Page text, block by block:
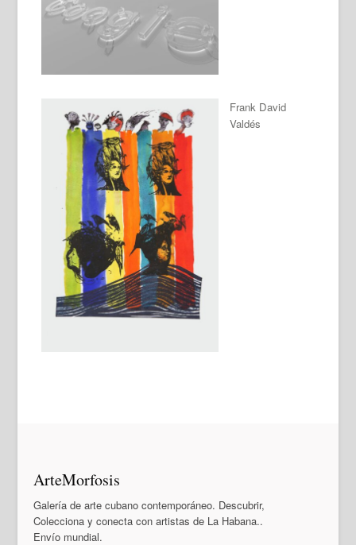
Frank David
Valdés
ArteMorfosis
Galería de arte cubano contemporáneo. Descubrir,
Colecciona y conecta con artistas de La Habana..
Envío mundial.